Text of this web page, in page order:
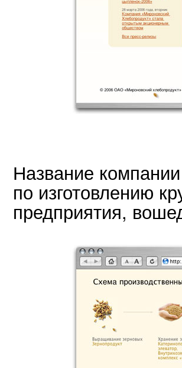
Название
по изготовлению
предприятия,